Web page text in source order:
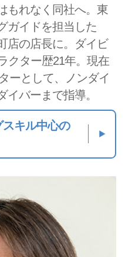
もれなく同社へ。東
ガイドを担当した
店の店長に。ダイビ
クター歴21年。現在
ーとして、ノンダイ
バーまで指導。
キル中心の